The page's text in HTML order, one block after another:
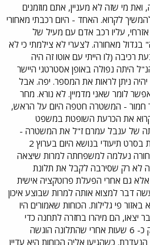
ואת מי שזה לא מעניין, אתם מוזמנים
לקרוא. האחד - היום רכבתי מאחורי
עליו רכב אדם עם מעיל של
מאחורה. לצערי לא צילמתי כי לא
רכיבה (לו הייתי עם אוטו זה היה
היתה נפולה באופן אסטרטגי היישר
ניתן לראות את המספר. יפה. אבל
לומר שאני מדמיין. לא נורא. מחר
חמור - המשטרה חטפה היום על הראש,
את הכרעת השופטת במשפט
של ענבל עמרם ז"ל את המשטרה -
וזכתה. מי שלא יודע, נא לצפות בסרט תיעודי בנושא היום בערוץ 2
- הבחורה נעלמה למשפחתה למרות שיצאה
והמשטרה לא רק שסירבה לקבל את תלונת
גם אחרי הפעלת פרוטקציה אישית
דבר למצוא אותה למרות שבוצע איכון
פי גלילות. הכוחות שאמורים היו
יצאו, הם מיהרו בחזרה לתחנה כדי
להספיק להחלפת משמרת. רק כ- 6 שעות אחרי שהתלונה הוגשה
כשהגיעו אליה הכוחות היא עדיין